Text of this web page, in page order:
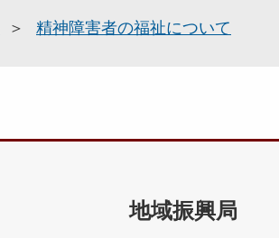
精神障害者の福祉について
地域振興局